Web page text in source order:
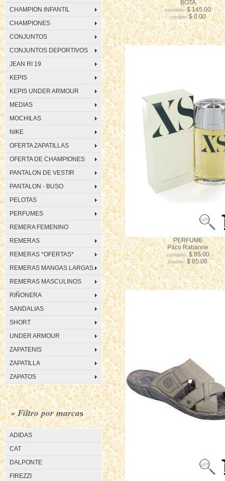
CHAMPION INFANTIL
CHAMPIONES
CONJUNTOS
CONJUNTOS DEPORTIVOS
JEAN RI 19
KEPIS
KEPIS UNDER ARMOUR
MEDIAS
MOCHILAS
NIKE
OFERTA ZAPATILLAS
OFERTA DE CHAMPIONES
PANTALON DE VESTIR
PANTALON - BUSO
PELOTAS
PERFUMES
REMERA FEMENINO
REMERAS
REMERAS *OFERTAS*
REMERAS MANGAS LARGAS
REMERAS MASCULINOS
RIÑONERA
SANDALIAS
SHORT
UNDER ARMOUR
ZAPATENIS
ZAPATILLA
ZAPATOS
» Filtro por marcas
ADIDAS
CAT
DALPONTE
FIREZZI
BOTA
contado:$ 145.00
credito:$ 0.00
PERFUME
Paco Rabanne
contado:$ 85.00
credito:$ 85.00